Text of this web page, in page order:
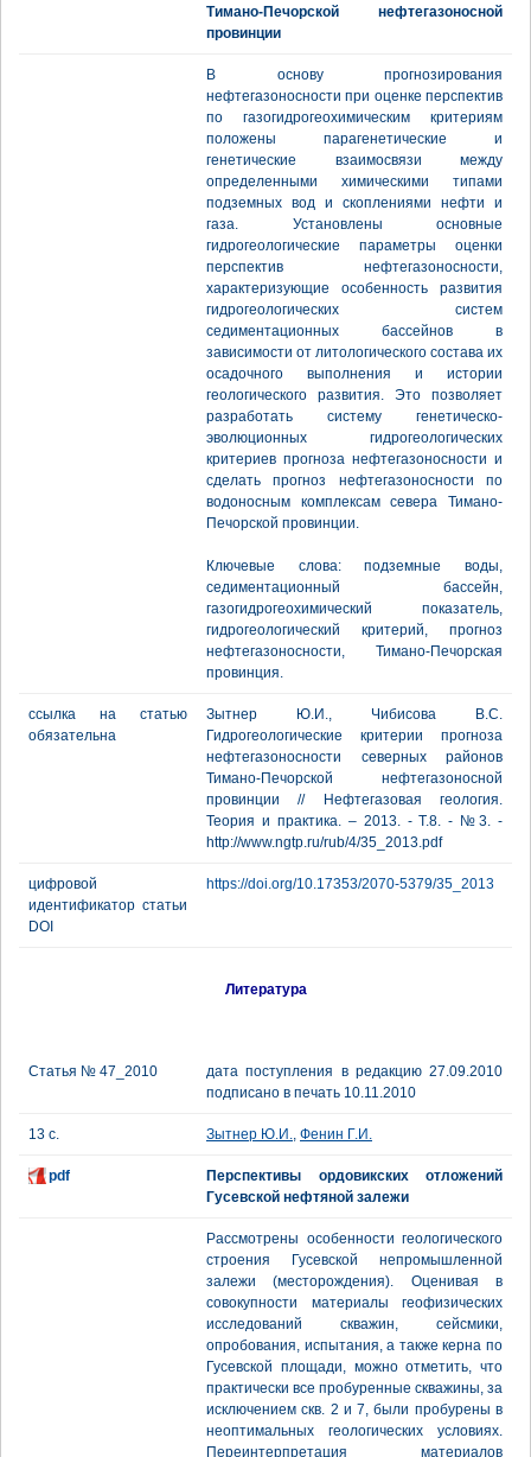
Тимано-Печорской нефтегазоносной
провинции
В основу прогнозирования
нефтегазоносности при оценке перспектив
по газогидрогеохимическим критериям
положены парагенетические и
генетические взаимосвязи между
определенными химическими типами
подземных вод и скоплениями нефти и
газа. Установлены основные
гидрогеологические параметры оценки
перспектив нефтегазоносности,
характеризующие особенность развития
гидрогеологических систем
седиментационных бассейнов в
зависимости от литологического состава их
осадочного выполнения и истории
геологического развития. Это позволяет
разработать систему генетическо-
эволюционных гидрогеологических
критериев прогноза нефтегазоносности и
сделать прогноз нефтегазоносности по
водоносным комплексам севера Тимано-
Печорской провинции.
Ключевые слова: подземные воды,
седиментационный бассейн,
газогидрогеохимический показатель,
гидрогеологический критерий, прогноз
нефтегазоносности, Тимано-Печорская
провинция.
ссылка на статью
обязательна
Зытнер Ю.И., Чибисова В.С.
Гидрогеологические критерии прогноза
нефтегазоносности северных районов
Тимано-Печорской нефтегазоносной
провинции // Нефтегазовая геология.
Теория и практика. – 2013. - Т.8. - №3. -
http://www.ngtp.ru/rub/4/35_2013.pdf
цифровой
идентификатор статьи
DOI
https://doi.org/10.17353/2070-5379/35_2013
Литература
Статья № 47_2010
дата поступления в редакцию 27.09.2010
подписано в печать 10.11.2010
13 с. Зытнер Ю.И., Фенин Г.И.
pdf
Перспективы ордовикских отложений
Гусевской нефтяной залежи
Рассмотрены особенности геологического
строения Гусевской непромышленной
залежи (месторождения). Оценивая в
совокупности материалы геофизических
исследований скважин, сейсмики,
опробования, испытания, а также керна по
Гусевской площади, можно отметить, что
практически все пробуренные скважины, за
исключением скв. 2 и 7, были пробурены в
неоптимальных геологических условиях.
Переинтерпретация материалов